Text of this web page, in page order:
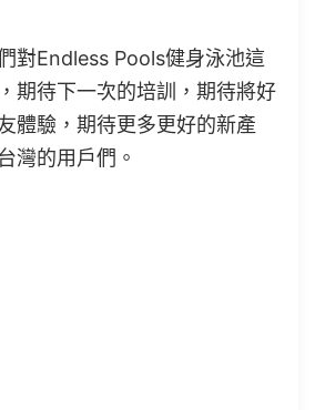
對Endless Pools健身泳池這
期待下一次的培訓，期待將好
體驗，期待更多更好的新產
灣的用戶們。